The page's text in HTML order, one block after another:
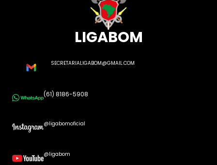
LIGABOM
SECRETARIALIGABOM@GMAIL.COM
(61) 8186-5908
@ligabomoficial
@ligabom